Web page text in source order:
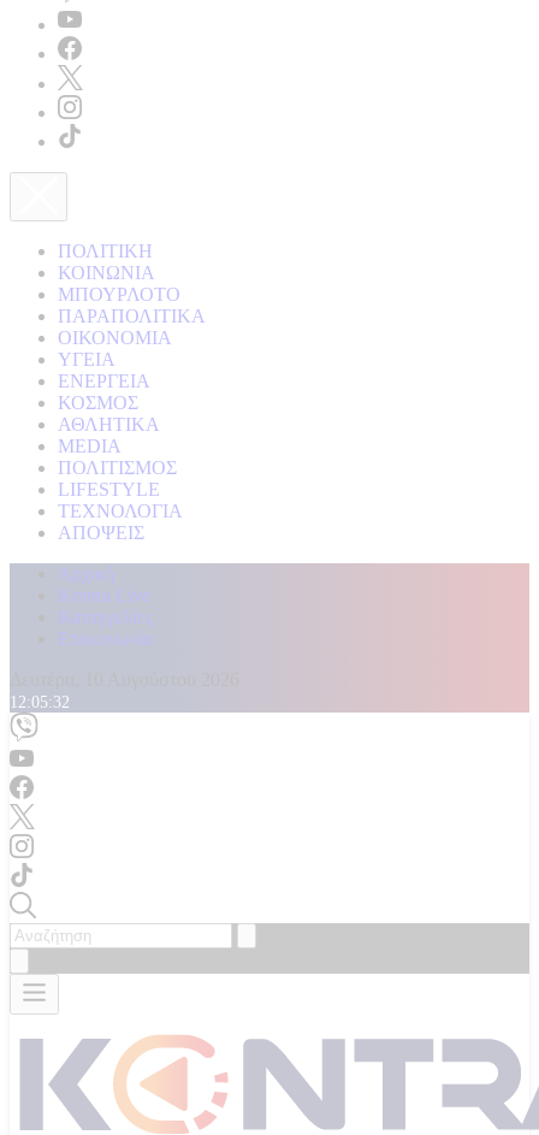
ΠΟΛΙΤΙΚΗ
ΚΟΙΝΩΝΙΑ
ΜΠΟΥΡΛΟΤΟ
ΠΑΡΑΠΟΛΙΤΙΚΑ
ΟΙΚΟΝΟΜΙΑ
ΥΓΕΙΑ
ΕΝΕΡΓΕΙΑ
ΚΟΣΜΟΣ
ΑΘΛΗΤΙΚΑ
MEDIA
ΠΟΛΙΤΙΣΜΟΣ
LIFESTYLE
ΤΕΧΝΟΛΟΓΙΑ
ΑΠΟΨΕΙΣ
Αρχική
Kontra Live
Καταγγελίες
Επικοινωνία
12:05:34